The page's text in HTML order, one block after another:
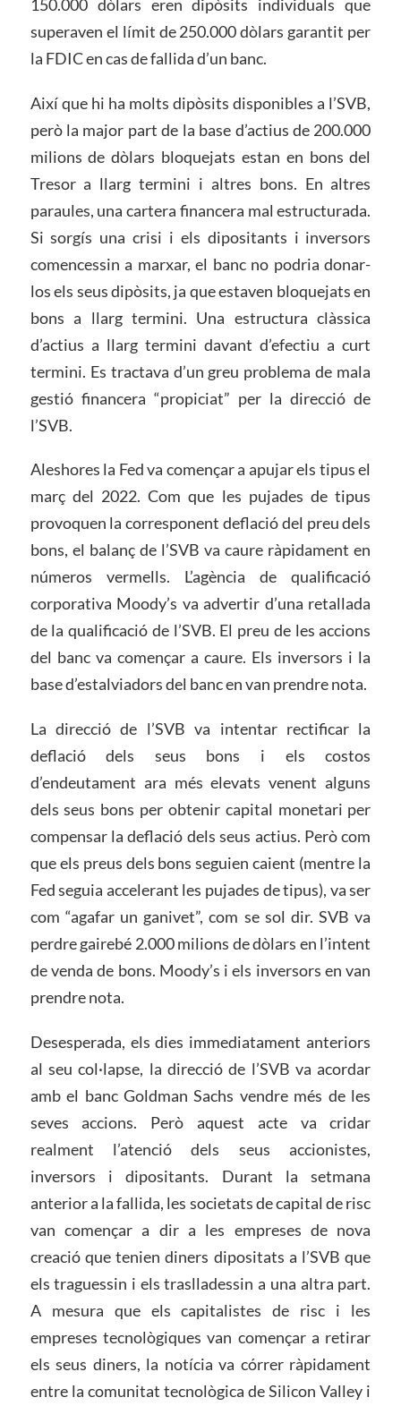
150.000 dòlars eren dipòsits individuals que
superaven el límit de 250.000 dòlars garantit per
la FDIC en cas de fallida d’un banc.
Així que hi ha molts dipòsits disponibles a l’SVB,
però la major part de la base d’actius de 200.000
milions de dòlars bloquejats estan en bons del
Tresor a llarg termini i altres bons. En altres
paraules, una cartera financera mal estructurada.
Si sorgís una crisi i els dipositants i inversors
comencessin a marxar, el banc no podria donar-
los els seus dipòsits, ja que estaven bloquejats en
bons a llarg termini. Una estructura clàssica
d’actius a llarg termini davant d’efectiu a curt
termini. Es tractava d’un greu problema de mala
gestió financera “propiciat” per la direcció de
l’SVB.
Aleshores la Fed va començar a apujar els tipus el
març del 2022. Com que les pujades de tipus
provoquen la corresponent deflació del preu dels
bons, el balanç de l’SVB va caure ràpidament en
números vermells. L’agència de qualificació
corporativa Moody’s va advertir d’una retallada
de la qualificació de l’SVB. El preu de les accions
del banc va començar a caure. Els inversors i la
base d’estalviadors del banc en van prendre nota.
La direcció de l’SVB va intentar rectificar la
deflació dels seus bons i els costos
d’endeutament ara més elevats venent alguns
dels seus bons per obtenir capital monetari per
compensar la deflació dels seus actius. Però com
que els preus dels bons seguien caient (mentre la
Fed seguia accelerant les pujades de tipus), va ser
com “agafar un ganivet”, com se sol dir. SVB va
perdre gairebé 2.000 milions de dòlars en l’intent
de venda de bons. Moody’s i els inversors en van
prendre nota.
Desesperada, els dies immediatament anteriors
al seu col·lapse, la direcció de l’SVB va acordar
amb el banc Goldman Sachs vendre més de les
seves accions. Però aquest acte va cridar
realment l’atenció dels seus accionistes,
inversors i dipositants. Durant la setmana
anterior a la fallida, les societats de capital de risc
van començar a dir a les empreses de nova
creació que tenien diners dipositats a l’SVB que
els traguessin i els traslladessin a una altra part.
A mesura que els capitalistes de risc i les
empreses tecnològiques van començar a retirar
els seus diners, la notícia va córrer ràpidament
entre la comunitat tecnològica de Silicon Valley i